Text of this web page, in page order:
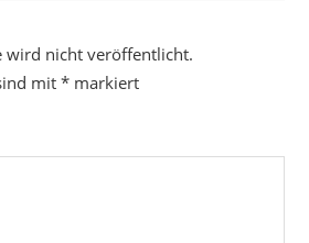
wird nicht veröffentlicht.
mit *markiert